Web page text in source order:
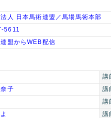
人 日本馬術連盟／馬場馬術本部
5611
盟からWEB配信
講
子
講
講
講